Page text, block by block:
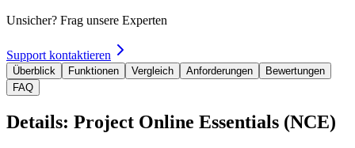
Unsicher? Frag unsere Experten
Support kontaktieren
Überblick Funktionen Vergleich Anforderungen
Bewertungen
FAQ
Details: Project Online Essentials (NCE)